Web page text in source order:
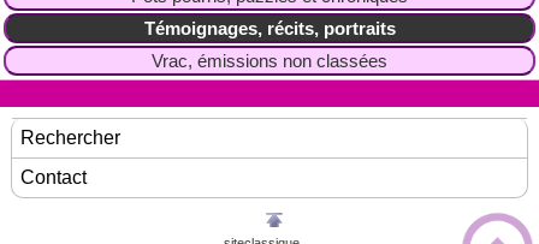
Témoignages, récits, portraits
Vrac, émissions non classées
Rechercher
Contact